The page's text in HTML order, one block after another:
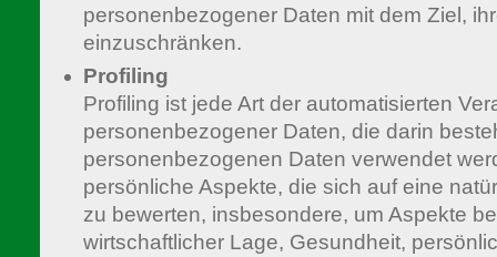
personenbezogener Daten mit dem Ziel,
einzuschränken.
Profiling
Profiling ist jede Art der automatisierten
personenbezogener Daten, die darin
personenbezogenen Daten verwendet
persönliche Aspekte, die sich auf eine
zu bewerten, insbesondere, um Aspekte
wirtschaftlicher Lage, Gesundheit,